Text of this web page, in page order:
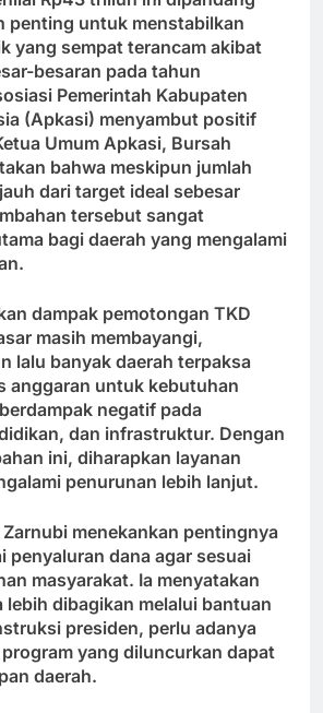
penting untuk menstabilkan
yang sempat terancam akibat
besaran pada tahun
Pemerintah Kabupaten
(Apkasi) menyambut positif
Umum Apkasi, Bursah
bahwa meskipun jumlah
dari target ideal sebesar
tersebut sangat
bagi daerah yang mengalami
dampak pemotongan TKD
masih membayangi,
lalu banyak daerah terpaksa
anggaran untuk kebutuhan
negatif pada
dan infrastruktur. Dengan
ini, diharapkan layanan
penurunan lebih lanjut.
menekankan pentingnya
penyaluran dana agar sesuai
masyarakat. Ia menyatakan
lebih dibagikan melalui bantuan
presiden, perlu adanya
yang diluncurkan dapat
daerah.